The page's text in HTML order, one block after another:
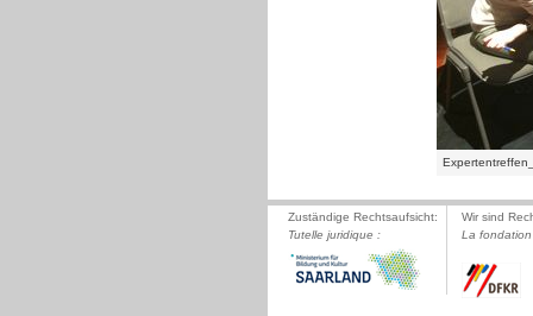
Zuständige Rechtsaufsicht:
Tutelle juridique :
Wir sind
La